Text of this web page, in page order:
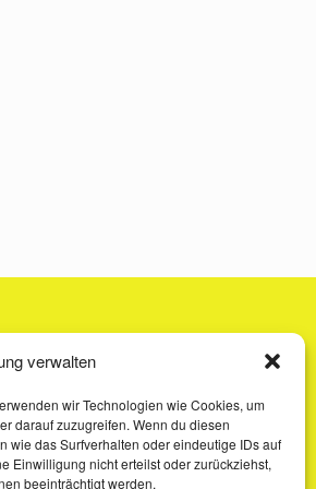
verwalten
wir Technologien wie Cookies, um
darauf zuzugreifen. Wenn du diesen
wie das Surfverhalten oder eindeutige IDs auf
Einwilligung nicht erteilst oder zurückziehst,
beeinträchtigt werden.